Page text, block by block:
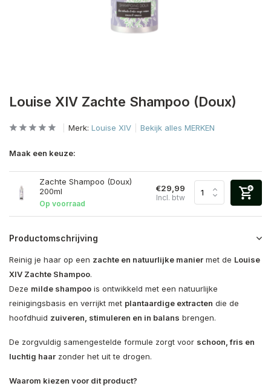
Louise XIV Zachte Shampoo (Doux)
Merk: Louise XIV Bekijk alles MERKEN
Maak een keuze:
Zachte Shampoo (Doux)
200ml
Op voorraad
€29,99
Incl. btw
Productomschrijving
Reinig je haar op een zachte en natuurlijke manier met de Louise
XIV Zachte Shampoo.
Deze milde shampoo is ontwikkeld met een natuurlijke
reinigingsbasis en verrijkt met plantaardige extracten die de
hoofdhuid zuiveren, stimuleren en in balans brengen.
De zorgvuldig samengestelde formule zorgt voor schoon, fris en
luchtig haar zonder het uit te drogen.
Waarom kiezen voor dit product?